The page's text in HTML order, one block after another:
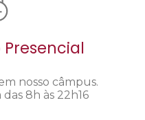
nosso câmpus.
8h às 22h16